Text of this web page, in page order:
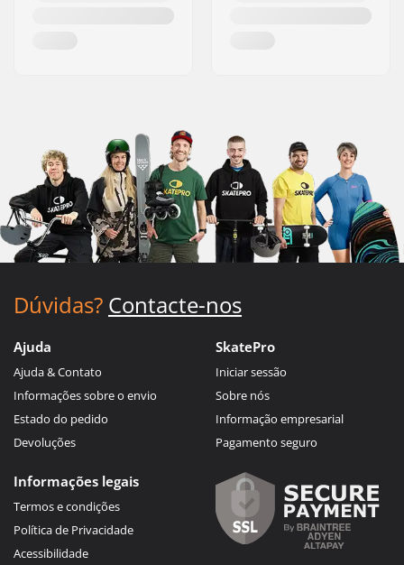
Dúvidas? Contacte-nos
Ajuda
Ajuda & Contato
Informações sobre o envio
Estado do pedido
Devoluções
SkatePro
Iniciar sessão
Sobre nós
Informação empresarial
Pagamento seguro
Informações legais
Termos e condições
Política de Privacidade
Acessibilidade